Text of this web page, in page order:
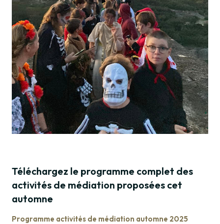
Téléchargez le programme complet des
activités de médiation proposées cet
automne
Programme activités de médiation automne 2025